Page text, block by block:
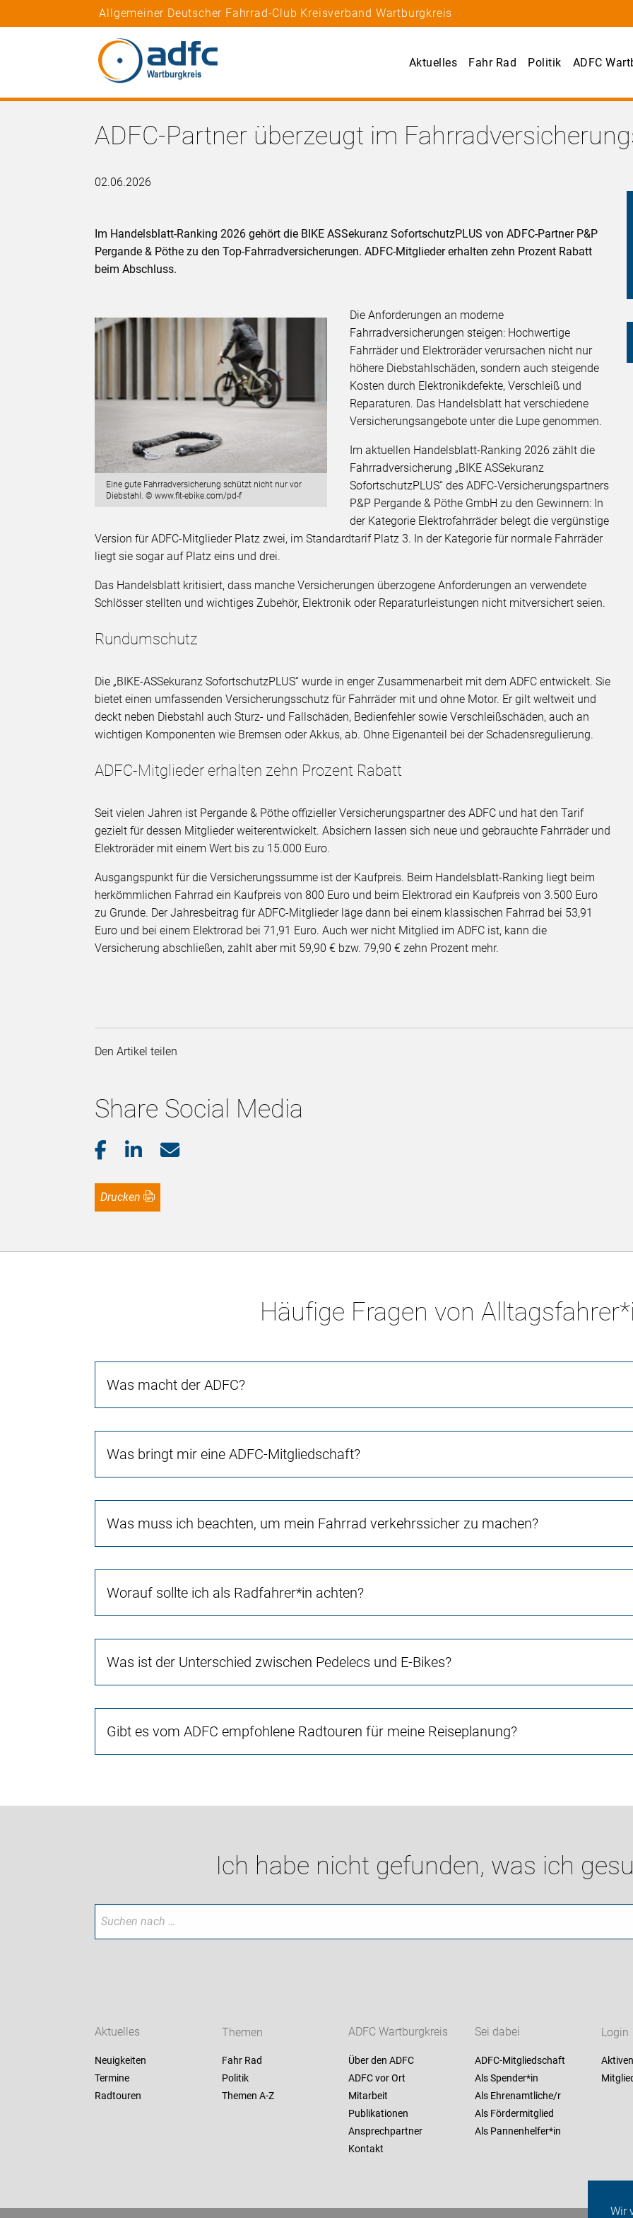
Wir
Allgemeiner Deutscher Fahrrad-Club Kreisverband Wartburgkreis
Aktuelles Fahr Rad Politik ADFC
ADFC-Partner überzeugt im
02.06.2026
Im Handelsblatt-Ranking 2026 gehört die BIKE ASSekuranz SofortschutzPLUS von ADFC-Partner P&P
Pergande & Pöthe zu den Top-Fahrradversicherungen. ADFC-Mitglieder erhalten zehn Prozent Rabatt
beim Abschluss.
Eine gute Fahrradversicherung schützt nicht nur vor
Diebstahl. © www.fit-ebike.com/pd-f
Die Anforderungen an moderne
Fahrradversicherungen steigen: Hochwertige
Fahrräder und Elektroräder verursachen nicht nur
höhere Diebstahlschäden, sondern auch steigende
Kosten durch Elektronikdefekte, Verschleiß und
Reparaturen. Das Handelsblatt hat verschiedene
Versicherungsangebote unter die Lupe genommen.
Im aktuellen Handelsblatt-Ranking 2026 zählt die
Fahrradversicherung „BIKE ASSekuranz
SofortschutzPLUS“ des ADFC-Versicherungspartners
P&P Pergande & Pöthe GmbH zu den Gewinnern: In
der Kategorie Elektrofahrräder belegt die vergünstige
Version für ADFC-Mitglieder Platz zwei, im Standardtarif Platz 3. In der Kategorie für normale Fahrräder
liegt sie sogar auf Platz eins und drei.
Das Handelsblatt kritisiert, dass manche Versicherungen überzogene Anforderungen an verwendete
Schlösser stellten und wichtiges Zubehör, Elektronik oder Reparaturleistungen nicht mitversichert seien.
Rundumschutz
Die „BIKE-ASSekuranz SofortschutzPLUS“ wurde in enger Zusammenarbeit mit dem ADFC entwickelt. Sie
bietet einen umfassenden Versicherungsschutz für Fahrräder mit und ohne Motor. Er gilt weltweit und
deckt neben Diebstahl auch Sturz- und Fallschäden, Bedienfehler sowie Verschleißschäden, auch an
wichtigen Komponenten wie Bremsen oder Akkus, ab. Ohne Eigenanteil bei der Schadensregulierung.
ADFC-Mitglieder erhalten zehn Prozent Rabatt
Seit vielen Jahren ist Pergande & Pöthe offizieller Versicherungspartner des ADFC und hat den Tarif
gezielt für dessen Mitglieder weiterentwickelt. Absichern lassen sich neue und gebrauchte Fahrräder und
Elektroräder mit einem Wert bis zu 15.000 Euro.
Ausgangspunkt für die Versicherungssumme ist der Kaufpreis. Beim Handelsblatt-Ranking liegt beim
herkömmlichen Fahrrad ein Kaufpreis von 800 Euro und beim Elektrorad ein Kaufpreis von 3.500 Euro
zu Grunde. Der Jahresbeitrag für ADFC-Mitglieder läge dann bei einem klassischen Fahrrad bei 53,91
Euro und bei einem Elektrorad bei 71,91 Euro. Auch wer nicht Mitglied im ADFC ist, kann die
Versicherung abschließen, zahlt aber mit 59,90 € bzw. 79,90 € zehn Prozent mehr.
Den Artikel teilen
Share Social Media
Drucken
Häufige Fragen von
Was macht der ADFC?
Was bringt mir eine ADFC-Mitgliedschaft?
Was muss ich beachten, um mein Fahrrad verkehrssicher zu machen?
Worauf sollte ich als Radfahrer*in achten?
Was ist der Unterschied zwischen Pedelecs und E-Bikes?
Gibt es vom ADFC empfohlene Radtouren für meine Reiseplanung?
Ich habe nicht gefunden, was ich
Aktuelles
Neuigkeiten
Termine
Radtouren
Themen
Fahr Rad
Politik
Themen A-Z
ADFC Wartburgkreis
Über den ADFC
ADFC vor Ort
Mitarbeit
Publikationen
Ansprechpartner
Kontakt
Sei dabei
ADFC-Mitgliedschaft
Als Spender*in
Als Ehrenamtliche/r
Als Fördermitglied
Als Pannenhelfer*in
Login